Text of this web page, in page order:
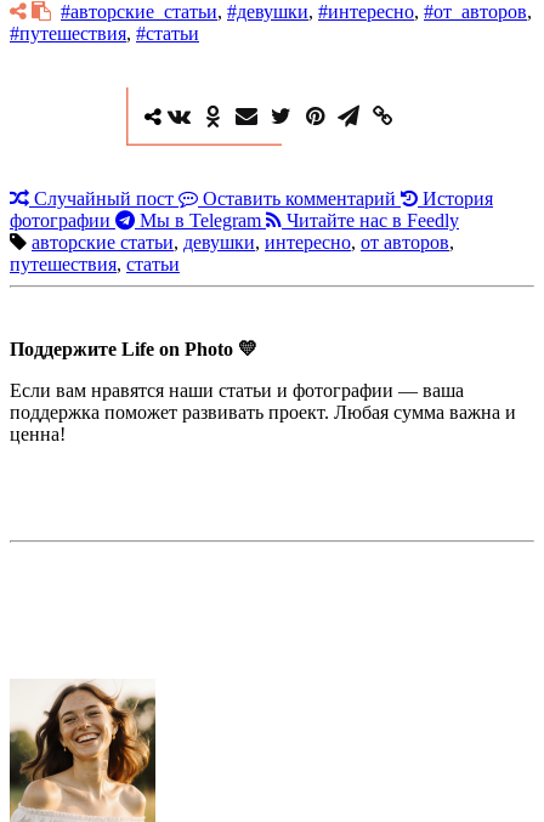
#авторские_статьи, #девушки, #интересно, #от_авторов,
#путешествия, #статьи
Случайный пост Оставить комментарий
История
фотографии
Мы в Telegram
Читайте нас в Feedly
авторские статьи, девушки, интересно, от авторов,
путешествия, статьи
Поддержите Life on Photo 💛
Если вам нравятся наши статьи и фотографии — ваша
поддержка поможет развивать проект. Любая сумма важна и
ценна!